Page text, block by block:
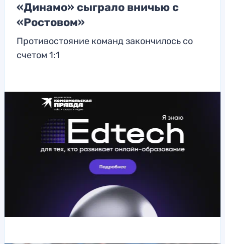
«Динамо» сыграло вничью с
«Ростовом»
Противостояние команд закончилось со
счетом 1:1